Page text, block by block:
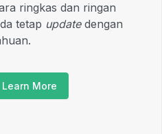
ringkas dan ringan
tetap updatedengan
Learn More